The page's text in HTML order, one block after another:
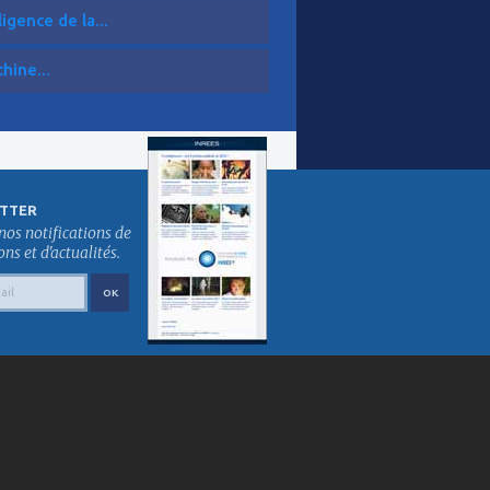
de la...
notifications de
et d'actualités.